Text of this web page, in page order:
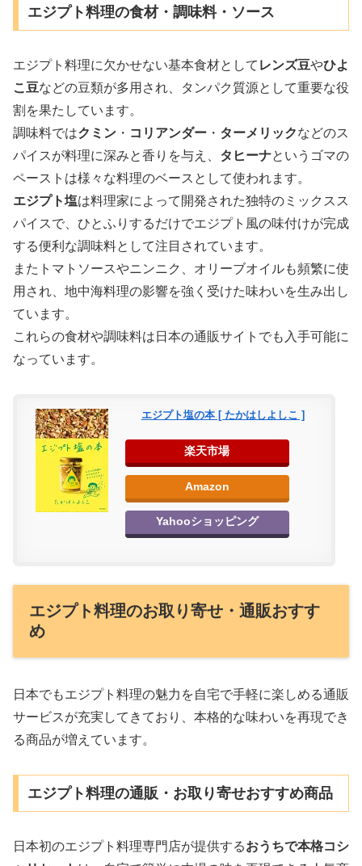
エジプト料理の食材・調味料・ソース
エジプト料理に欠かせない基本食材として レンズ豆やひよ
こ豆などの豆類が多用され、タンパク質源として重要な役
割を果たしています。
調味料ではクミン ・ コリアンダー ・ ターメリックなどのス
パイスが料理に深みと香りを与え、 タヒーナというゴマの
ペーストは様々な料理のベースとして使われます。
エジプト塩は料理家によって開発された独特のミックスス
パイスで、ひとふりするだけでエジプト風の味付けが完成
する便利な調味料として注目されています。
またトマトソースやニンニク、オリーブオイルも頻繁に使
用され、地中海料理の影響を強く受けた味わいを生み出し
ています。
これらの食材や調味料は日本の通販サイトでも入手可能に
なっています。
エジプト塩の本 [ たかはしよしこ ]
楽天市場
Amazon
Yahooショッピング
エジプト料理のお取り寄せ・通販おすす
め
日本でもエジプト料理の魅力を自宅で手軽に楽しめる通販
サービスが充実してきており、本格的な味わいを再現でき
る商品が増えています。
エジプト料理の通販・お取り寄せおすすめ商品
日本初のエジプト料理専門店が提供するおうちで本格コシ